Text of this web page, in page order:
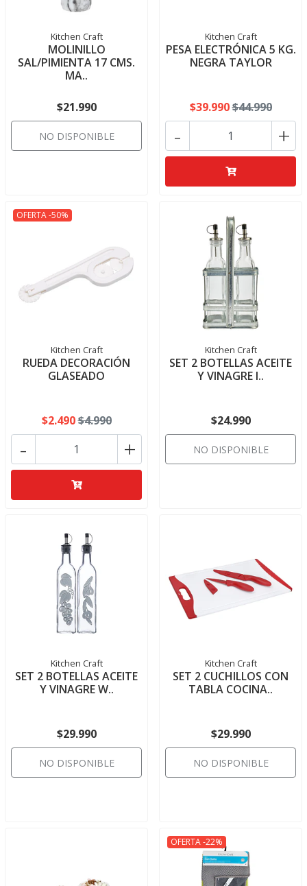
Kitchen Craft
MOLINILLO
SAL/PIMIENTA 17 CMS.
MA..
$21.990
NO DISPONIBLE
Kitchen Craft
PESA ELECTRÓNICA 5 KG.
NEGRA TAYLOR
$39.990$44.990
+
-
OFERTA -50%
Kitchen Craft
RUEDA DECORACIÓN
GLASEADO
$2.490$4.990
+
-
Kitchen Craft
SET 2 BOTELLAS ACEITE
Y VINAGRE I..
$24.990
NO DISPONIBLE
Kitchen Craft
SET 2 BOTELLAS ACEITE
Y VINAGRE W..
$29.990
NO DISPONIBLE
Kitchen Craft
SET 2 CUCHILLOS CON
TABLA COCINA..
$29.990
NO DISPONIBLE
OFERTA -22%